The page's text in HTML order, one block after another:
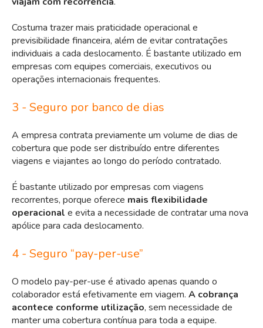
Costuma trazer mais praticidade operacional e
previsibilidade financeira, além de evitar contratações
individuais a cada deslocamento. É bastante utilizado em
empresas com equipes comerciais, executivos ou
operações internacionais frequentes.
3 - Seguro por banco de dias
A empresa contrata previamente um volume de dias de
cobertura que pode ser distribuído entre diferentes
viagens e viajantes ao longo do período contratado.
É bastante utilizado por empresas com viagens
recorrentes, porque oferece mais flexibilidade
operacional e evita a necessidade de contratar uma nova
apólice para cada deslocamento.
4 - Seguro “pay-per-use”
O modelo pay-per-use é ativado apenas quando o
colaborador está efetivamente em viagem. A cobrança
acontece conforme utilização, sem necessidade de
manter uma cobertura contínua para toda a equipe.